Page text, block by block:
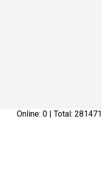
Online: 0 | Total: 281471